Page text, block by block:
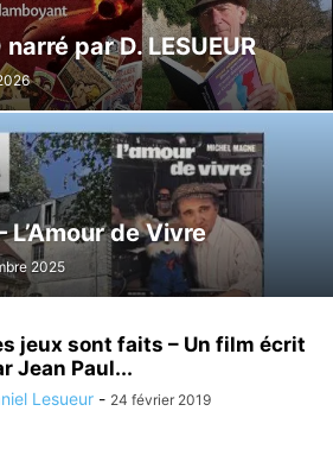
par D. LESUEUR
L’Amour de Vivre
2025
jeux sont faits – Un film écrit
Jean Paul...
Lesueur - 24 février 2019